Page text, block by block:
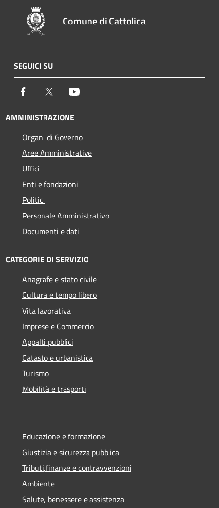
Comune di Cattolica
SEGUICI SU
Facebook Twitter
AMMINISTRAZIONE
Organi di Governo
Aree Amministrative
Uffici
Enti e fondazioni
Politici
Personale Amministrativo
Documenti e dati
CATEGORIE DI SERVIZIO
Anagrafe e stato civile
Cultura e tempo libero
Vita lavorativa
Imprese e Commercio
Appalti pubblici
Catasto e urbanistica
Turismo
Mobilità e trasporti
Educazione e formazione
Giustizia e sicurezza pubblica
Tributi,finanze e contravvenzioni
Ambiente
Salute, benessere e assistenza